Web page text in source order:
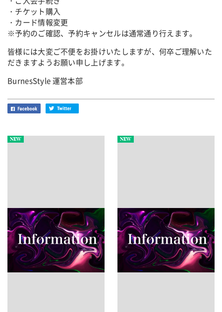
・チケット購入
・カード情報変更
※予約のご確認、予約キャンセルは通常通り行えます。
皆様には大変ご不便をお掛けいたしますが、何卒ご理解いた
だきますようお願い申し上げます。
BurnesStyle 運営本部
NEW NEW